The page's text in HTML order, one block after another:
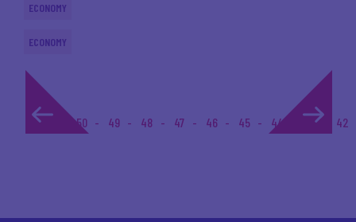
ECONOMY
ECONOMY
1... 50 49 48 47 46 45 44 43 42